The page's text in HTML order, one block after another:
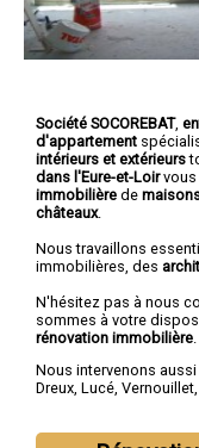
Société SOCOREBAT,
d'appartement
intérieurs et extérieurs
dans l'Eure-et-Loir
immobilière de
châteaux.
Nous travaillons
immobilières, des
N'hésitez pas à nous
sommes à votre
rénovation immobilière
Nous intervenons
Dreux, Lucé, Vernouillet,